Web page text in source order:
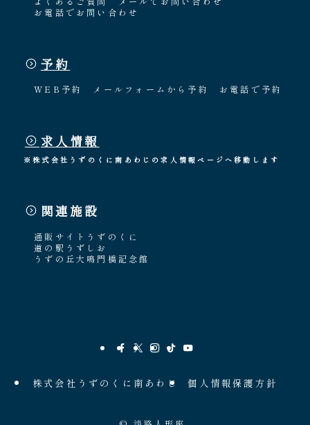
お電話でお問い合わせ
予約
WEB予約 メールフォームから予約 お電話で予約
求人情報
※株式会社うずのくに南あわじの求人情報ページへ移動します
関連施設
通販サイトうずのくに
道の駅うずしお
うずの丘大鳴門橋記念館
株式会社うずのくに南あわじ 個人情報保護方針